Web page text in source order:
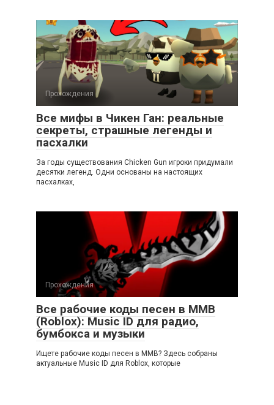
Прохождения
Все мифы в Чикен Ган: реальные
секреты, страшные легенды и
пасхалки
За годы существования Chicken Gun игроки придумали
десятки легенд. Одни основаны на настоящих
пасхалках,
Прохождения
Все рабочие коды песен в ММВ
(Roblox): Music ID для радио,
бумбокса и музыки
Ищете рабочие коды песен в ММВ? Здесь собраны
актуальные Music ID для Roblox, которые